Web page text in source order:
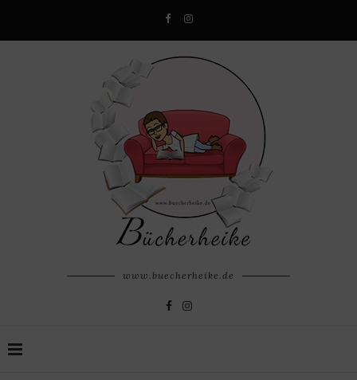
www.buecherheike.de